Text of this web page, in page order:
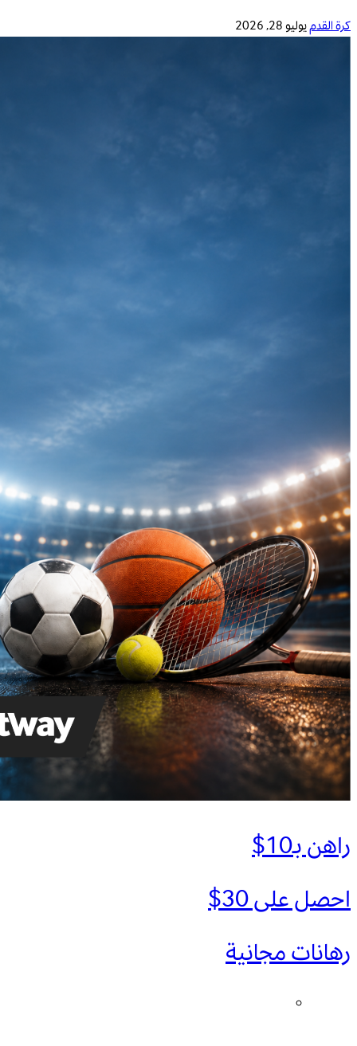
كرة القدميوليو 28, 2026
راهن بـ10$
احصل على 30$
رهانات مجانية